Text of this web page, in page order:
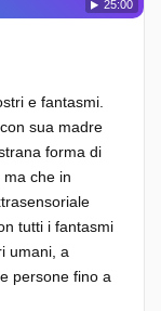
25:00
e fantasmi.
sua madre
forma di
che in
tutti i fantasmi
umani, a
persone fino a